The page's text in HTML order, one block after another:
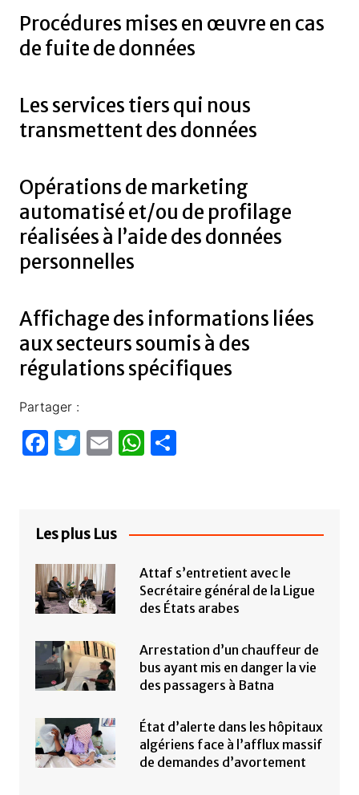
Procédures mises en œuvre en cas
de fuite de données
Les services tiers qui nous
transmettent des données
Opérations de marketing
automatisé et/ou de profilage
réalisées à l’aide des données
personnelles
Affichage des informations liées
aux secteurs soumis à des
régulations spécifiques
Partager :
F
b
o
o
k
T
er
E W
A
p
p
P
er
Les plus Lus
Attaf s’entretient avec le
Secrétaire général de la Ligue
des États arabes
Arrestation d’un chauffeur de
bus ayant mis en danger la vie
des passagers à Batna
État d’alerte dans les hôpitaux
algériens face à l’afflux massif
de demandes d’avortement